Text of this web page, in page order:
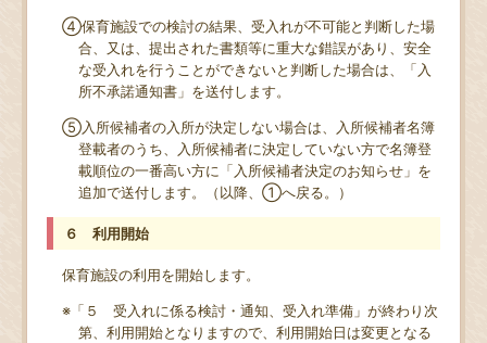
④保育施設での検討の結果、受入れが不可能と判断した場
合、又は、提出された書類等に重大な錯誤があり、安全
な受入れを行うことができないと判断した場合は、「入
所不承諾通知書」を送付します。
⑤入所候補者の入所が決定しない場合は、入所候補者名簿
登載者のうち、入所候補者に決定していない方で名簿登
載順位の一番高い方に「入所候補者決定のお知らせ」を
追加で送付します。（以降、①へ戻る。）
６ 利用開始
保育施設の利用を開始します。
※「５ 受入れに係る検討・通知、受入れ準備」が終わり次
第、利用開始となりますので、利用開始日は変更となる